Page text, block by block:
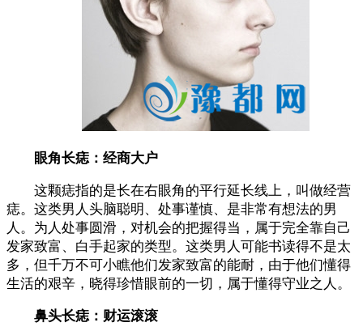
眼角长痣：经商大户
这颗痣指的是长在右眼角的平行延长线上，叫做经营
痣。这类男人头脑聪明、处事谨慎、是非常有想法的男
人。为人处事圆滑，对机会的把握得当，属于完全靠自己
发家致富、白手起家的类型。这类男人可能书读得不是太
多，但千万不可小瞧他们发家致富的能耐，由于他们懂得
生活的艰辛，晓得珍惜眼前的一切，属于懂得守业之人。
鼻头长痣：财运滚滚